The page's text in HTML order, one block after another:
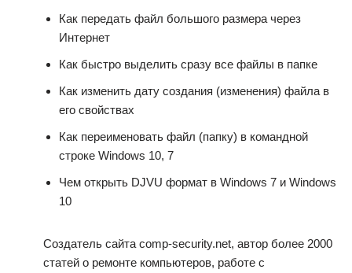
Как передать файл большого размера через
Интернет
Как быстро выделить сразу все файлы в папке
Как изменить дату создания (изменения) файла в
его свойствах
Как переименовать файл (папку) в командной
строке Windows 10, 7
Чем открыть DJVU формат в Windows 7 и Windows
10
Создатель сайта comp-security.net, автор более 2000
статей о ремонте компьютеров, работе с